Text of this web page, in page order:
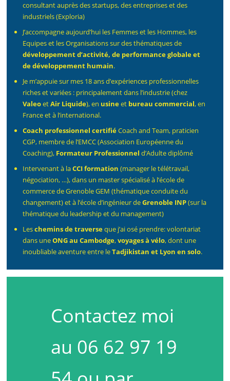
consultant auprès des startups, des entreprises et des
industriels (Exploria)
J’accompagne aujourd’hui les Femmes et les Hommes, les
Equipes et les Organisations sur des thématiques de
développement d’activité, de performance globale et
de développement humain.
Je m’appuie sur mes 18 ans d’expériences professionnelles
riches et variées : principalement dans l’industrie (chez
ValeoetAir Liquide), en usineet bureau commercial, en
France et à l’international.
Coach professionnel certifiéCoach and Team, praticien
CGP, membre de l’EMCC (Association Européenne du
Coaching), Formateur Professionnel d’Adulte diplômé
Intervenant à laCCI formation (manager le télétravail,
négociation, …), dans un master spécialisé à l’école de
commerce de Grenoble GEM (thématique conduite du
changement) et à l’école d’ingénieur deGrenoble INP(sur la
thématique du leadership et du management)
Leschemins de traverseque j’ai osé prendre: volontariat
dans uneONG au Cambodge,voyages à vélo, dont une
inoubliable aventure entre leTadjikistan et Lyon en solo.
Contactez moi
au 06 62 97 19